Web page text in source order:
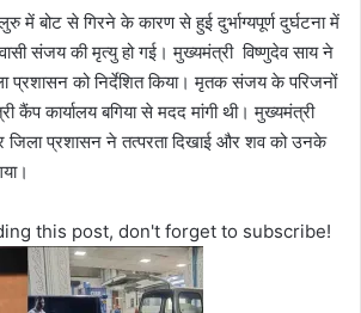
में बोट से गिरने के कारण से हुई दुर्भाग्यपूर्ण दुर्घटना में
संजय की मृत्यु हो गई। मुख्यमंत्री विष्णुदेव साय ने
प्रशासन को निर्देशित किया। मृतक संजय के परिजनों
कैंप कार्यालय बगिया से मदद मांगी थी। मुख्यमंत्री
जिला प्रशासन ने तत्परता दिखाई और शव को उनके
this post, don't forget to subscribe!